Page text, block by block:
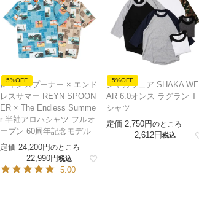
5%OFF
レインスプーナー × エンド
レスサマー REYN SPOON
ER × The Endless Summe
r 半袖アロハシャツ フルオ
ープン 60周年記念モデル
定価 24,200 のところ
22,990 税込
5.00
5%OFF
シャカウェア SHAKA WE
AR 6.0オンス ラグラン T
シャツ
定価 2,750 のところ
2,612 税込